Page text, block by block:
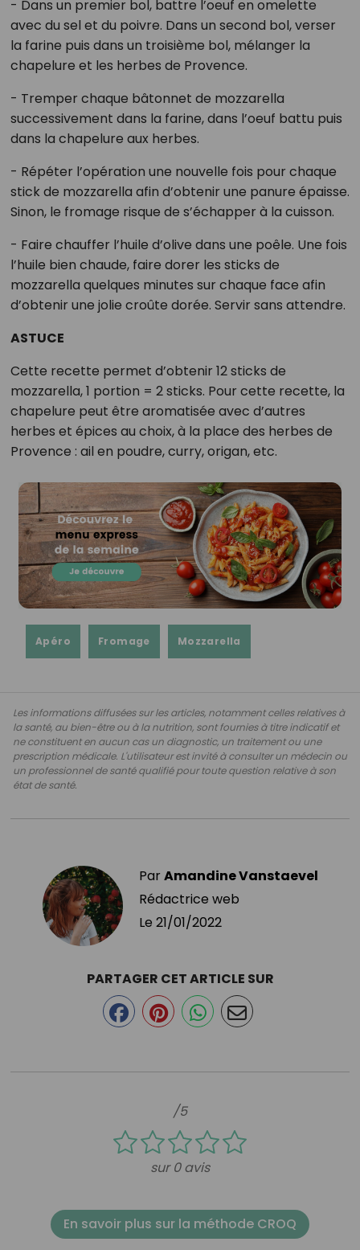
- Dans un premier bol, battre l’oeuf en omelette
avec du sel et du poivre. Dans un second bol, verser
la farine puis dans un troisième bol, mélanger la
chapelure et les herbes de Provence.
- Tremper chaque bâtonnet de mozzarella
successivement dans la farine, dans l’oeuf battu puis
dans la chapelure aux herbes.
- Répéter l’opération une nouvelle fois pour chaque
stick de mozzarella afin d’obtenir une panure épaisse.
Sinon, le fromage risque de s’échapper à la cuisson.
- Faire chauffer l’huile d’olive dans une poêle. Une fois
l’huile bien chaude, faire dorer les sticks de
mozzarella quelques minutes sur chaque face afin
d’obtenir une jolie croûte dorée. Servir sans attendre.
ASTUCE
Cette recette permet d’obtenir 12 sticks de
mozzarella, 1 portion = 2 sticks. Pour cette recette, la
chapelure peut être aromatisée avec d’autres
herbes et épices au choix, à la place des herbes de
Provence : ail en poudre, curry, origan, etc.
Apéro Fromage Mozzarella
Les informations diffusées sur les articles, notamment celles relatives à
la santé, au bien-être ou à la nutrition, sont fournies à titre indicatif et
ne constituent en aucun cas un diagnostic, un traitement ou une
prescription médicale. L'utilisateur est invité à consulter un médecin ou
un professionnel de santé qualifié pour toute question relative à son
état de santé.
ParAmandine Vanstaevel
Rédactrice web
Le 21/01/2022
/5
sur 0 avis
PARTAGER CET ARTICLE SUR
En savoir plus sur la méthode CROQ